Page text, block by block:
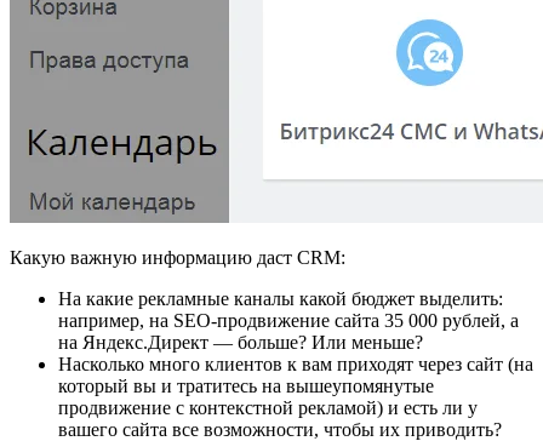
Какую важную информацию даст CRM:
На какие рекламные каналы какой бюджет выделить:
например, на SEO-продвижение сайта 35 000 рублей, а
на Яндекс.Директ — больше? Или меньше?
Насколько много клиентов к вам приходят через сайт (на
который вы и тратитесь на вышеупомянутые
продвижение с контекстной рекламой) и есть ли у
вашего сайта все возможности, чтобы их приводить?